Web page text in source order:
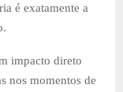
é exatamente a
impacto direto
nos momentos de